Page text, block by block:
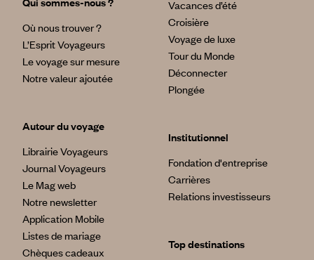
Où nous trouver ?
L’Esprit Voyageurs
Le voyage sur mesure
Notre valeur ajoutée
Autour du voyage
Librairie Voyageurs
Journal Voyageurs
Le Mag web
Notre newsletter
Application Mobile
Listes de mariage
Chèques cadeaux
Vacances d’été
Croisière
Voyage de luxe
Tour du Monde
Déconnecter
Plongée
Institutionnel
Fondation d'entreprise
Carrières
Relations investisseurs
Top destinations